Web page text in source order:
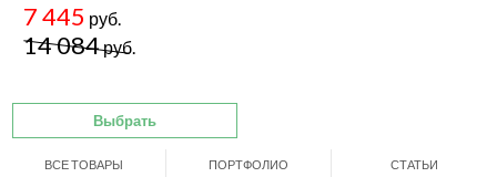
7 445 руб.
14 084руб.
Выбрать
ВСЕ ТОВАРЫ ПОРТФОЛИО СТАТЬИ